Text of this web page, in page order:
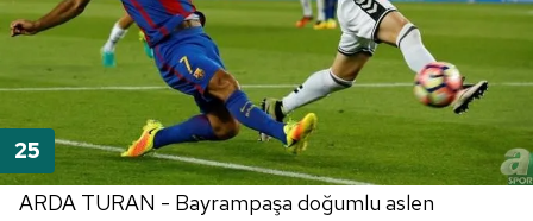
ARDA TURAN - Bayrampaşa doğumlu aslen